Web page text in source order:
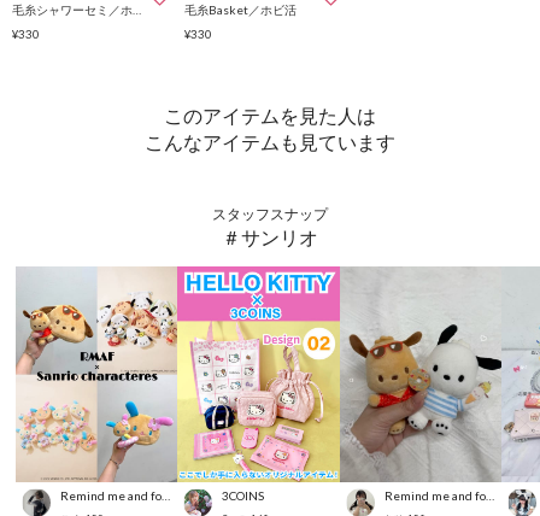
¥330
毛糸Basket／ホビ活
¥330
このアイテムを見た人は
こんなアイテムも見ています
スタッフスナップ
＃サンリオ
3COINS Remind me and forever